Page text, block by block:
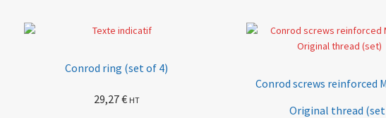
Conrod ring (set of 4)
29,27€ HT
Conrod screws reinforced
Original thread